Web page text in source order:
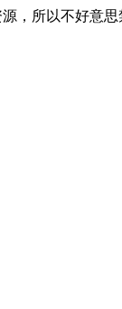
，所以不好意